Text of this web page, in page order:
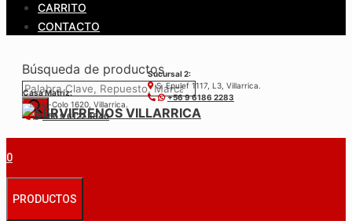
CARRITO
CONTACTO
Búsqueda de productos
Casa Matríz:
Colo-Colo 1620, Villarrica.
+56 9 6122 3840
Sucursal 2:
S. Epulef 1117, L3, Villarrica.
+56 9 6186 2283
0
PRODUCTOS